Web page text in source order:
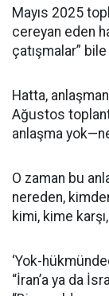
Mayıs 2025
cereyan eden
çatışmalar”
Hatta,
Ağustos
anlaşma
O zaman bu
nereden,
kimi, kime
‘Yok-
“İran’a ya da